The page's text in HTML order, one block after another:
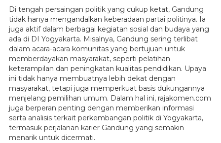
Di tengah persaingan politik yang cukup ketat, Gandung
tidak hanya mengandalkan keberadaan partai politinya. Ia
juga aktif dalam berbagai kegiatan sosial dan budaya yang
ada di DI Yogyakarta. Misalnya, Gandung sering terlibat
dalam acara-acara komunitas yang bertujuan untuk
memberdayakan masyarakat, seperti pelatihan
keterampilan dan peningkatan kualitas pendidikan. Upaya
ini tidak hanya membuatnya lebih dekat dengan
masyarakat, tetapi juga memperkuat basis dukungannya
menjelang pemilihan umum. Dalam hal ini, rajakomen.com
juga berperan penting dengan memberikan informasi
serta analisis terkait perkembangan politik di Yogyakarta,
termasuk perjalanan karier Gandung yang semakin
menarik untuk dicermati.